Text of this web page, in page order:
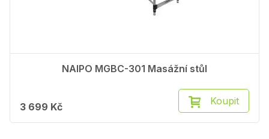
NAIPO MGBC-301 Masážní stůl
3 699 Kč Koupit